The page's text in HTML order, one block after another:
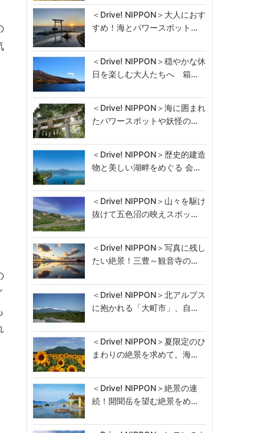
＜Drive! NIPPON＞大人におす
すめ！海とパワースポット…
＜Drive! NIPPON＞穏やかな休
日を楽しむ大人たちへ 箱…
＜Drive! NIPPON＞海に囲まれ
たパワースポットや妖怪の…
＜Drive! NIPPON＞歴史的建造
物と美しい湖畔をめぐる 会…
＜Drive! NIPPON＞山々を駆け
抜けて五色沼の映えスポッ…
＜Drive! NIPPON＞写真に残し
たい絶景！三豊～観音寺の…
＜Drive! NIPPON＞北アルプス
に抱かれる「大町市」、自…
＜Drive! NIPPON＞夏限定のひ
まわりの絶景を求めて。海…
＜Drive! NIPPON＞絶景の連
続！開聞岳を望む絶景をめ…